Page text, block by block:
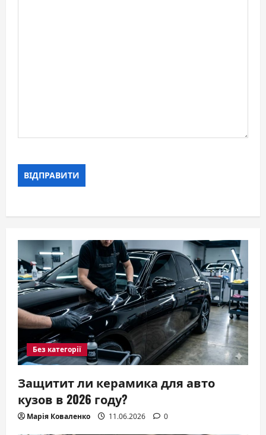
Без категорії
Защитит ли керамика для авто
кузов в 2026 году?
Марія Коваленко 11.06.2026 0